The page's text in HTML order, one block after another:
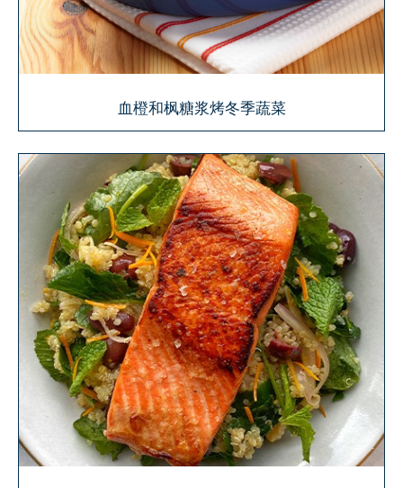
血橙和枫糖浆烤冬季蔬菜